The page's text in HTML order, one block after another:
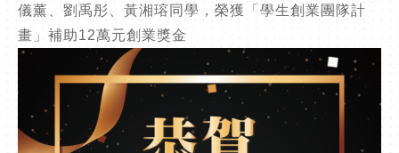
儀薰、劉禹彤、黃湘瑢同學，榮獲「學生創業團隊計
畫」補助12萬元創業獎金